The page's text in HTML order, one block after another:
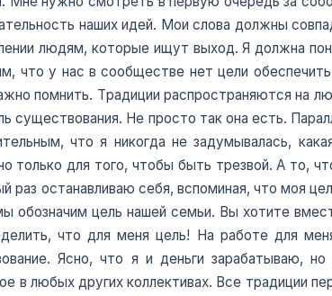
наших идей. Мои слова должны
людям, которые ищут выход. Я должна
что у нас в сообществе нет цели
помнить. Традиции распространяются на
существования. Не просто так она есть.
что я никогда не задумывалась,
только для того, чтобы быть трезвой. А то,
раз останавливаю себя, вспоминая, что моя
обозначим цель нашей семьи. Вы хотите
что для меня цель! На работе для
Ясно, что я и деньги зарабатываю,
в любых других коллективах. Все традиции